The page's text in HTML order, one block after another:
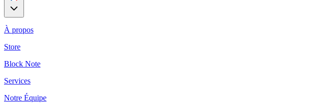
À propos
Store
Block Note
Services
Notre Équipe